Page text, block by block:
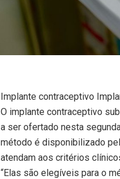
Implante contraceptivo
O implante contraceptivo
a ser ofertado nesta
método é disponibilizado
atendam aos critérios
“Elas são elegíveis para o